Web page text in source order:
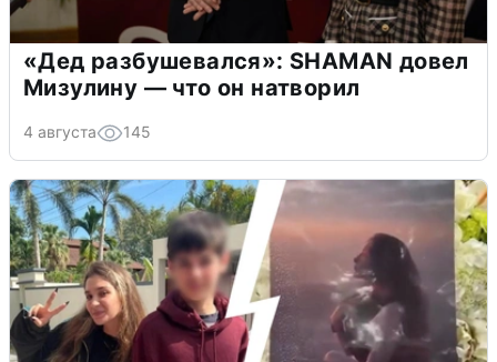
«Дед разбушевался»: SHAMAN довел
Мизулину — что он натворил
4 августа 145